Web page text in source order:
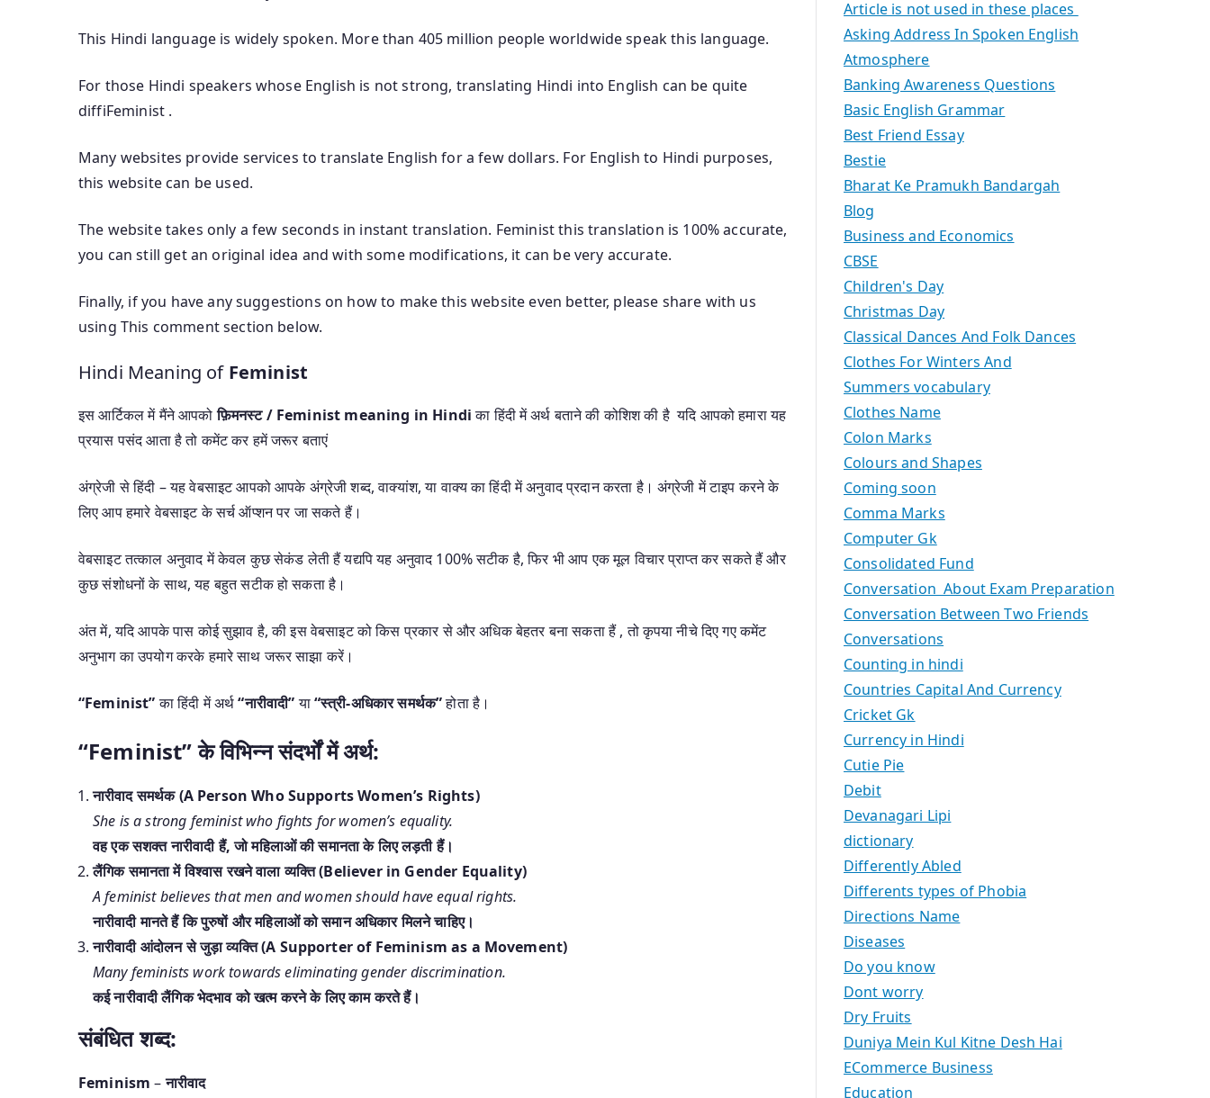
This Hindi language is widely spoken. More than 405 million people worldwide speak this language.
For those Hindi speakers whose English is not strong, translating Hindi into English can be quite
diffiFeminist .
Many websites provide services to translate English for a few dollars. For English to Hindi purposes,
this website can be used.
The website takes only a few seconds in instant translation. Feminist this translation is 100% accurate,
you can still get an original idea and with some modifications, it can be very accurate.
Finally, if you have any suggestions on how to make this website even better, please share with us
using This comment section below.
Hindi Meaning of Feminist
इस आर्टिकल में मैंने आपकोफ़िमनस्ट / Feminist meaning in Hindiका हिंदी में अर्थ बताने की कोशिश की है यदि आपको हमारा यह
प्रयास पसंद आता है तो कमेंट कर हमें जरूर बताएं
अंग्रेजी से हिंदी – यह वेबसाइट आपको आपके अंग्रेजी शब्द, वाक्यांश, या वाक्य का हिंदी में अनुवाद प्रदान करता है। अंग्रेजी में टाइप करने के
लिए आप हमारे वेबसाइट के सर्च ऑप्शन पर जा सकते हैं।
वेबसाइट तत्काल अनुवाद में केवल कुछ सेकंड लेती हैं यद्यपि यह अनुवाद 100% सटीक है, फिर भी आप एक मूल विचार प्राप्त कर सकते हैं और
कुछ संशोधनों के साथ, यह बहुत सटीक हो सकता है।
अंत में, यदि आपके पास कोई सुझाव है, की इस वेबसाइट को किस प्रकार से और अधिक बेहतर बना सकता हैं , तो कृपया नीचे दिए गए कमेंट
अनुभाग का उपयोग करके हमारे साथ जरूर साझा करें।
“Feminist”का हिंदी में अर्थ“नारीवादी”या“स्त्री-अधिकार समर्थक”होता है।
“Feminist” के विभिन्न संदर्भों में अर्थ:
नारीवाद समर्थक (A Person Who Supports Women’s Rights)
She is a strong feminist who fights for women’s equality.
वह एक सशक्त नारीवादी हैं, जो महिलाओं की समानता के लिए लड़ती हैं।
लैंगिक समानता में विश्वास रखने वाला व्यक्ति (Believer in Gender Equality)
A feminist believes that men and women should have equal rights.
नारीवादी मानते हैं कि पुरुषों और महिलाओं को समान अधिकार मिलने चाहिए।
नारीवादी आंदोलन से जुड़ा व्यक्ति (A Supporter of Feminism as a Movement)
Many feminists work towards eliminating gender discrimination.
कई नारीवादी लैंगिक भेदभाव को खत्म करने के लिए काम करते हैं।
संबंधित शब्द:
Feminism –नारीवाद
Article is not used in these places
Asking Address In Spoken English
Atmosphere
Banking Awareness Questions
Basic English Grammar
Best Friend Essay
Bestie
Bharat Ke Pramukh Bandargah
Blog
Business and Economics
CBSE
Children's Day
Christmas Day
Classical Dances And Folk Dances
Clothes For Winters And
Summers vocabulary
Clothes Name
Colon Marks
Colours and Shapes
Coming soon
Comma Marks
Computer Gk
Consolidated Fund
Conversation About Exam Preparation
Conversation Between Two Friends
Conversations
Counting in hindi
Countries Capital And Currency
Cricket Gk
Currency in Hindi
Cutie Pie
Debit
Devanagari Lipi
dictionary
Differently Abled
Differents types of Phobia
Directions Name
Diseases
Do you know
Dont worry
Dry Fruits
Duniya Mein Kul Kitne Desh Hai
ECommerce Business
Education